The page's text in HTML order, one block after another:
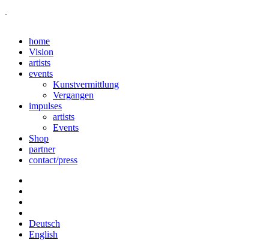
home
Vision
artists
events
Kunstvermittlung
Vergangen
impulses
artists
Events
Shop
partner
contact/press
Deutsch
English